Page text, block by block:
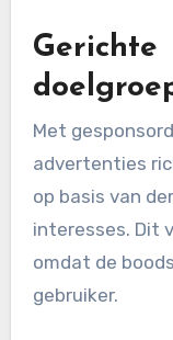
Gerichte
Met
advertenties
op basis van
interesses. Dit
omdat de
gebruiker.